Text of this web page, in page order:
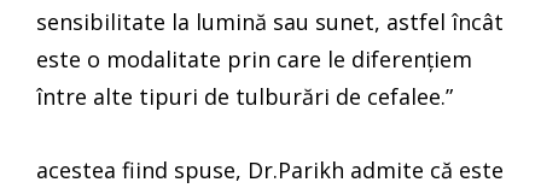
sensibilitate la lumină sau sunet, astfel încât
este o modalitate prin care le diferențiem
între alte tipuri de tulburări de cefalee.”
acestea fiind spuse, Dr.Parikh admite că este